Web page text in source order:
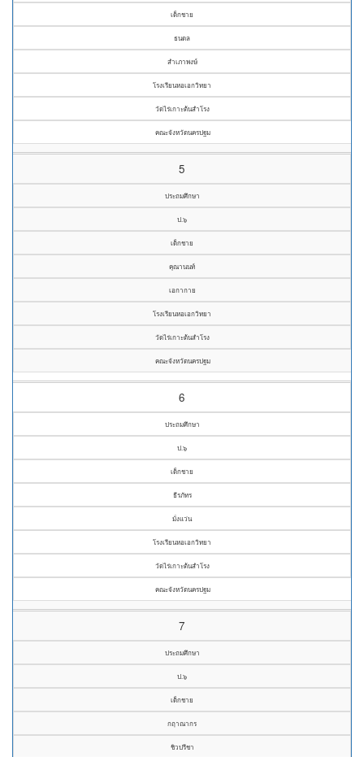
เด็กชาย
ธนดล
สำเภาพงษ์
โรงเรียนหอเอกวิทยา
วัดไร่เกาะต้นสำโรง
คณะจังหวัดนครปฐม
5
ประถมศึกษา
ป.๖
เด็กชาย
คุณานนท์
เอกากาย
โรงเรียนหอเอกวิทยา
วัดไร่เกาะต้นสำโรง
คณะจังหวัดนครปฐม
6
ประถมศึกษา
ป.๖
เด็กชาย
ธีรภัทร
มั่งแว่น
โรงเรียนหอเอกวิทยา
วัดไร่เกาะต้นสำโรง
คณะจังหวัดนครปฐม
7
ประถมศึกษา
ป.๖
เด็กชาย
กฤาณากร
ชิวปรีชา